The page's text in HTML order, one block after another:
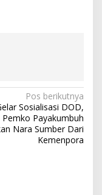
Pos berikutnya
Sosialisasi DOD,
Pemko Payakumbuh
Nara Sumber Dari
Kemenpora